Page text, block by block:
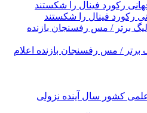
رکورد فینال را شکستند
/ مس رفسنجان بازنده اعلام